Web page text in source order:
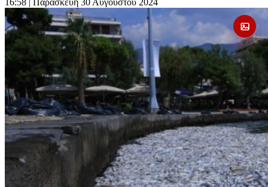
16:58 | Παρασκευή 30 Αυγούστου 2024